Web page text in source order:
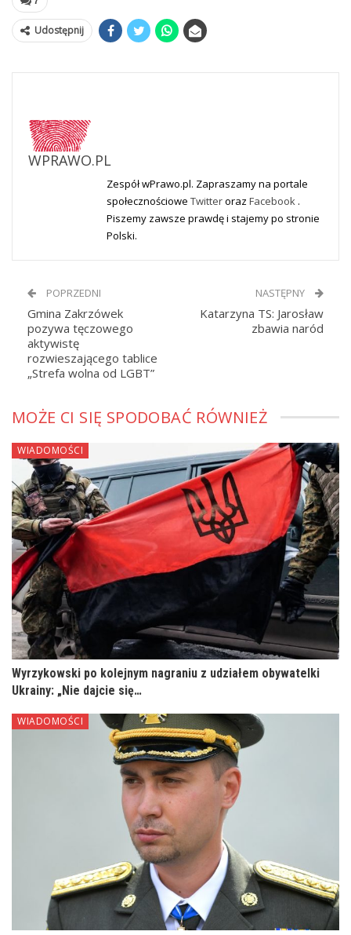
Udostępnij
WPRAWO.PL
Zespół wPrawo.pl. Zapraszamy na portale
społecznościowe Twitteroraz Facebook .
Piszemy zawsze prawdę i stajemy po stronie
Polski.
POPRZEDNI
Gmina Zakrzówek
pozywa tęczowego
aktywistę
rozwieszającego tablice
„Strefa wolna od LGBT”
NASTĘPNY
Katarzyna TS: Jarosław
zbawia naród
MOŻE CI SIĘ SPODOBAĆ RÓWNIEŻ
WIADOMOŚCI
Wyrzykowski po kolejnym nagraniu z udziałem obywatelki
Ukrainy: „Nie dajcie się…
WIADOMOŚCI